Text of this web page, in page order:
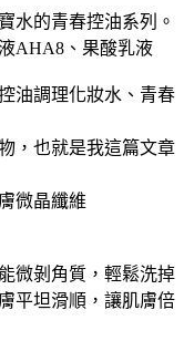
水的青春控油系列。
AHA8、果酸乳液
油調理化妝水、青春
也就是我這篇文章
維
微剝角質，輕鬆洗掉
平坦滑順，讓肌膚倍